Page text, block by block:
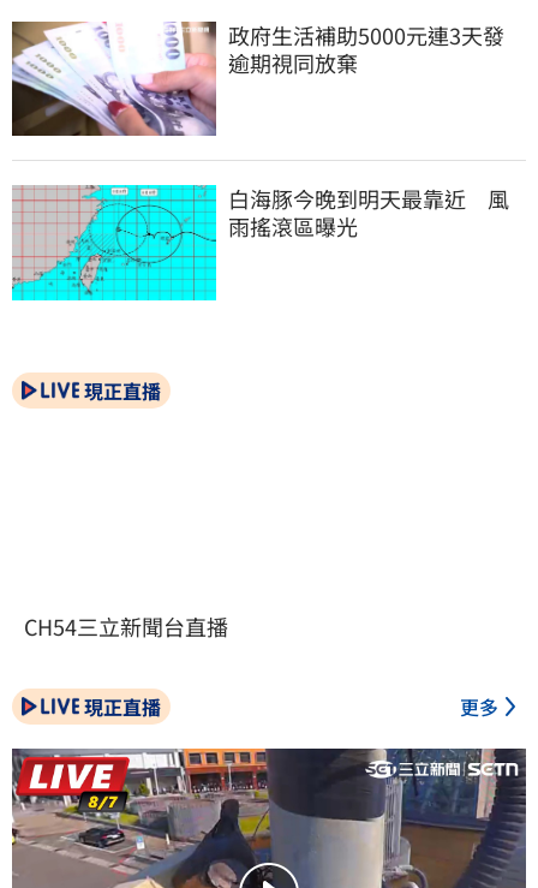
政府生活補助5000元連3天發
逾期視同放棄
白海豚今晚到明天最靠近　風
雨搖滾區曝光
現正直播
CH54三立新聞台直播
現正直播 更多